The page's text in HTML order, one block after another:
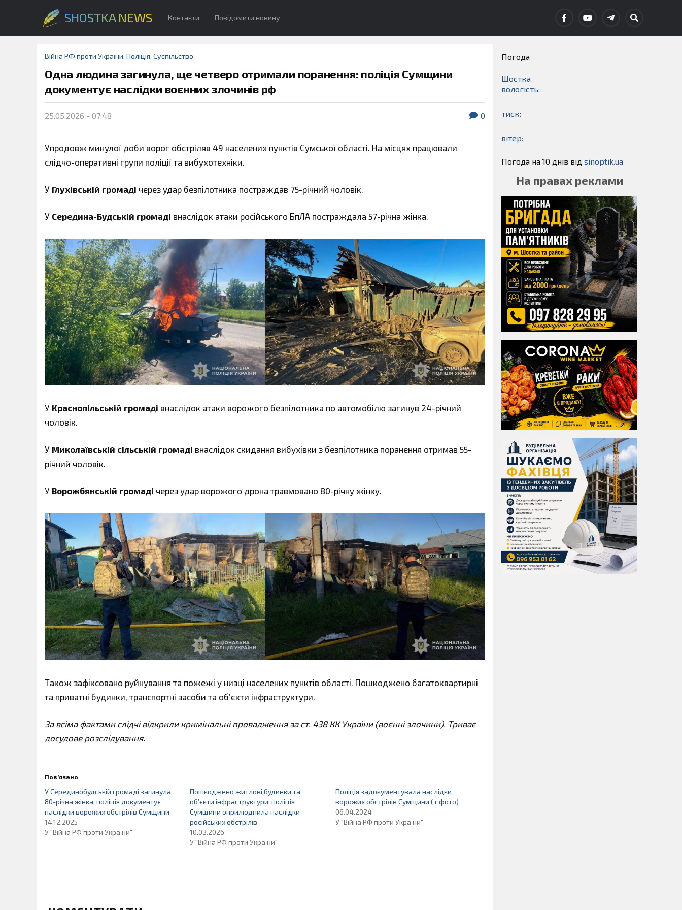
SHOSTKA NEWS Контакти Повідомити новину
Війна РФ проти України, Поліція, Суспільство
Одна людина загинула, ще четверо отримали поранення: поліція Сумщини
документує наслідки воєнних злочинів рф
25.05.2026 - 07:48 0
Упродовж минулої доби ворог обстріляв 49 населених пунктів Сумської області. На місцях працювали
слідчо-оперативні групи поліції та вибухотехніки.
У Глухівській громаді через удар безпілотника постраждав 75-річний чоловік.
У Середина-Будській громаді внаслідок атаки російського БпЛА постраждала 57-річна жінка.
У Краснопільській громаді внаслідок атаки ворожого безпілотника по автомобілю загинув 24-річний
чоловік.
У Миколаївській сільській громаді внаслідок скидання вибухівки з безпілотника поранення отримав 55-
річний чоловік.
У Ворожбянській громаді через удар ворожого дрона травмовано 80-річну жінку.
Також зафіксовано руйнування та пожежі у низці населених пунктів області. Пошкоджено багатоквартирні
та приватні будинки, транспортні засоби та об’єкти інфраструктури.
За всіма фактами слідчі відкрили кримінальні провадження за ст. 438 КК України (воєнні злочини). Триває
досудове розслідування.
Пов’язано
У Серединобудській громаді загинула
80-річна жінка: поліція документує
наслідки ворожих обстрілів Сумщини
14.12.2025
У "Війна РФ проти України"
Пошкоджено житлові будинки та
об’єкти інфраструктури: поліція
Сумщини оприлюднила наслідки
російських обстрілів
10.03.2026
У "Війна РФ проти України"
Поліція задокументувала наслідки
ворожих обстрілів Сумщини (+ фото)
06.04.2024
У "Війна РФ проти України"
Погода
Шостка
вологість:
тиск:
вітер:
Погода на 10 днів від sinoptik.ua
На правах реклами